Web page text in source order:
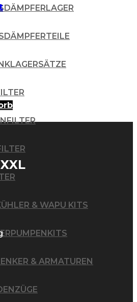
& WAPU KITS
& ARMATUREN
17